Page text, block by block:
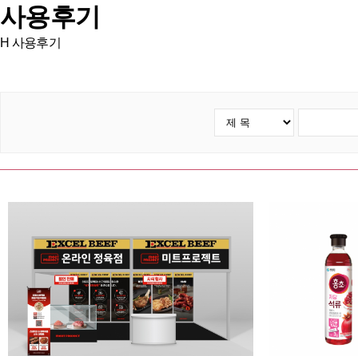
사용후기
H 사용후기